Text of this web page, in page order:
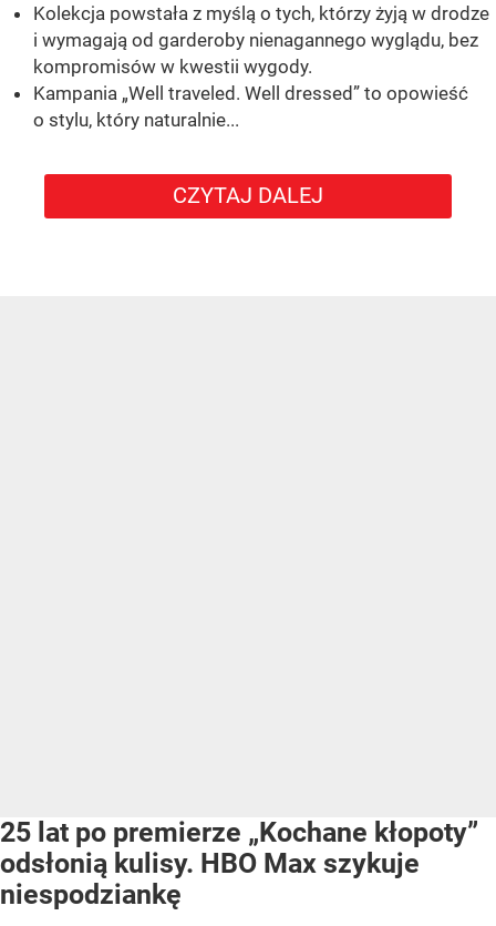
Kolekcja powstała z myślą o tych, którzy żyją w drodze
i wymagają od garderoby nienagannego wyglądu, bez
kompromisów w kwestii wygody.
Kampania „Well traveled. Well dressed” to opowieść
o stylu, który naturalnie...
CZYTAJ DALEJ
25 lat po premierze „Kochane kłopoty”
odsłonią kulisy. HBO Max szykuje
niespodziankę